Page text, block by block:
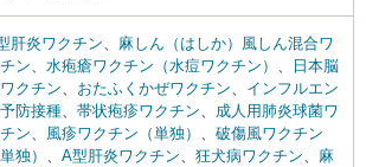
肝炎ワクチン
麻しん（はしか）風しん混合ワ
ン
水疱瘡ワクチン（水痘ワクチン）
日本脳
クチン
おたふくかぜワクチン
インフルエン
防接種
帯状疱疹ワクチン
成人用肺炎球菌ワ
ン
風疹ワクチン（単独）
破傷風ワクチン
単独）
A型肝炎ワクチン 狂犬病ワクチン
麻